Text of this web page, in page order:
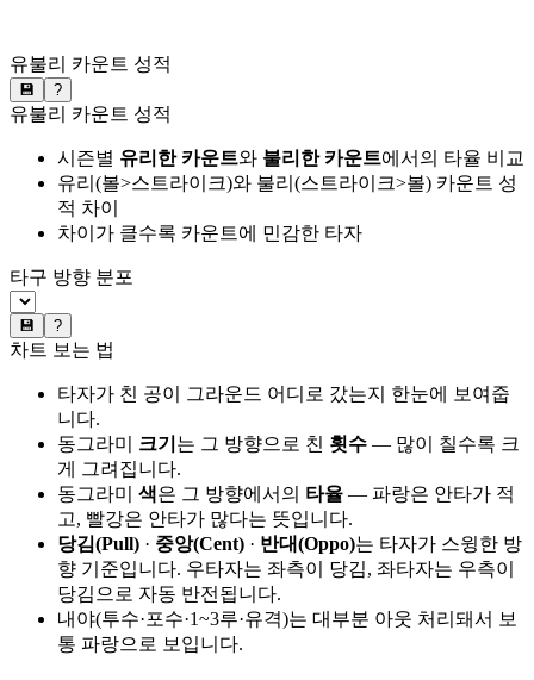
유불리 카운트 성적
💾 ?
유불리 카운트 성적
시즌별 유리한 카운트와 불리한 카운트에서의 타율 비교
유리(볼>스트라이크)와 불리(스트라이크>볼) 카운트 성
적 차이
차이가 클수록 카운트에 민감한 타자
타구 방향 분포
💾 ?
차트 보는 법
타자가 친 공이 그라운드 어디로 갔는지 한눈에 보여줍
니다.
동그라미 크기 는 그 방향으로 친 횟수 — 많이 칠수록 크
게 그려집니다.
동그라미 색은 그 방향에서의 타율 — 파랑은 안타가 적
고, 빨강은 안타가 많다는 뜻입니다.
당김(Pull) · 중앙(Cent) · 반대(Oppo)는 타자가 스윙한 방
향 기준입니다. 우타자는 좌측이 당김, 좌타자는 우측이
당김으로 자동 반전됩니다.
내야(투수·포수·1~3루·유격)는 대부분 아웃 처리돼서 보
통 파랑으로 보입니다.